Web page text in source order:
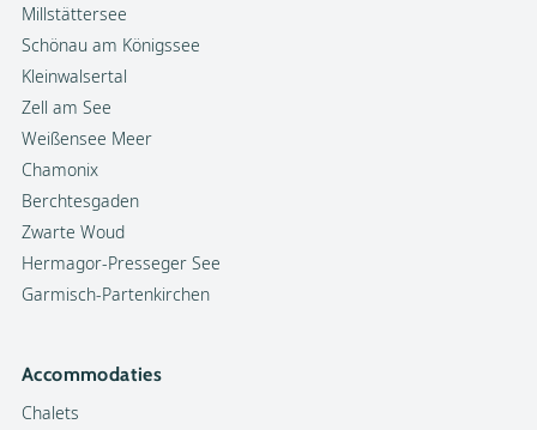
Millstättersee
Schönau am Königssee
Kleinwalsertal
Zell am See
Weißensee Meer
Chamonix
Berchtesgaden
Zwarte Woud
Hermagor-Presseger See
Garmisch-Partenkirchen
Accommodaties
Chalets